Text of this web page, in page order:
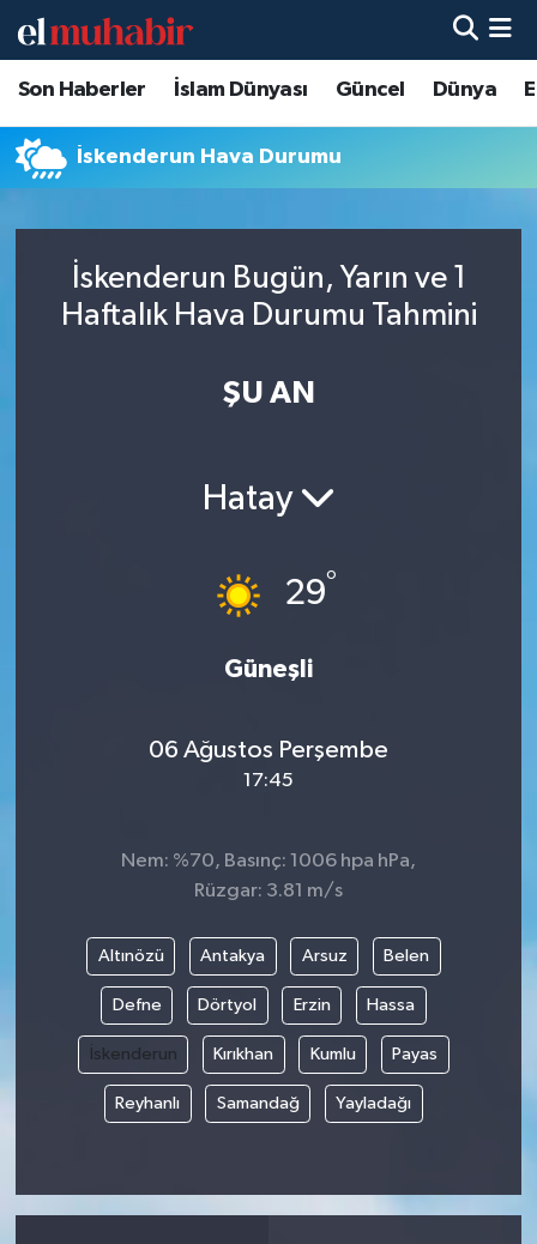
Son Haberler İslam Dünyası Güncel Dünya
İskenderun Hava Durumu
İskenderun Bugün, Yarın ve 1
Haftalık Hava Durumu Tahmini
ŞU AN
Hatay
29°
Güneşli
06 Ağustos Perşembe
17:45
Nem: %70, Basınç: 1006 hpa hPa,
Rüzgar: 3.81 m/s
Altınözü Antakya Arsuz Belen
Defne Dörtyol Erzin Hassa
İskenderun Kırıkhan Kumlu Payas
Reyhanlı Samandağ Yayladağı
Hava Durumu
Trafik Durumu
Tüm Manşetler